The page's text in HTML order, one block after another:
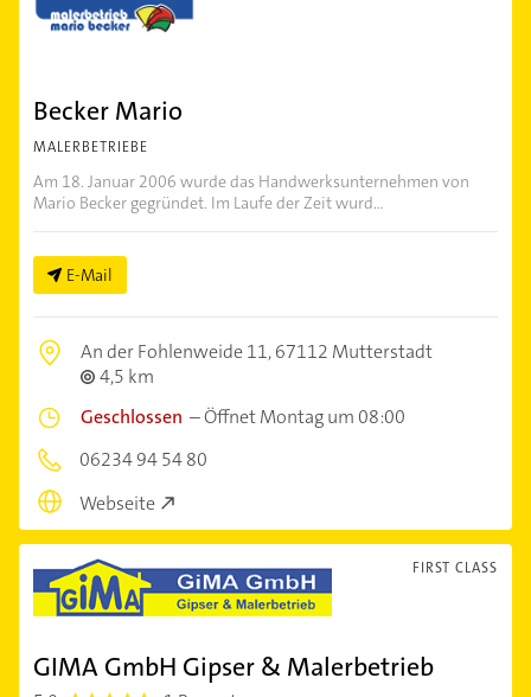
Becker Mario
MALERBETRIEBE
Am 18. Januar 2006 wurde das Handwerksunternehmen von
Mario Becker gegründet. Im Laufe der Zeit wurd...
E-Mail
An der Fohlenweide 11,67112 Mutterstadt
4,5 km
Geschlossen –Öffnet Montag um 08:00
06234 94 54 80
Webseite
FIRST CLASS
GIMA GmbH Gipser & Malerbetrieb